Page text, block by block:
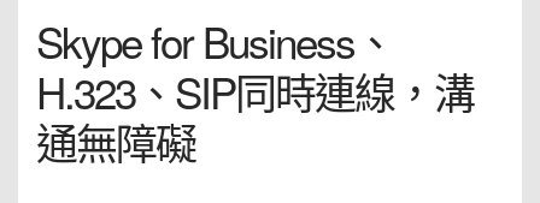
Skype for Business、
H.323、SIP同時連線，溝
通無障礙